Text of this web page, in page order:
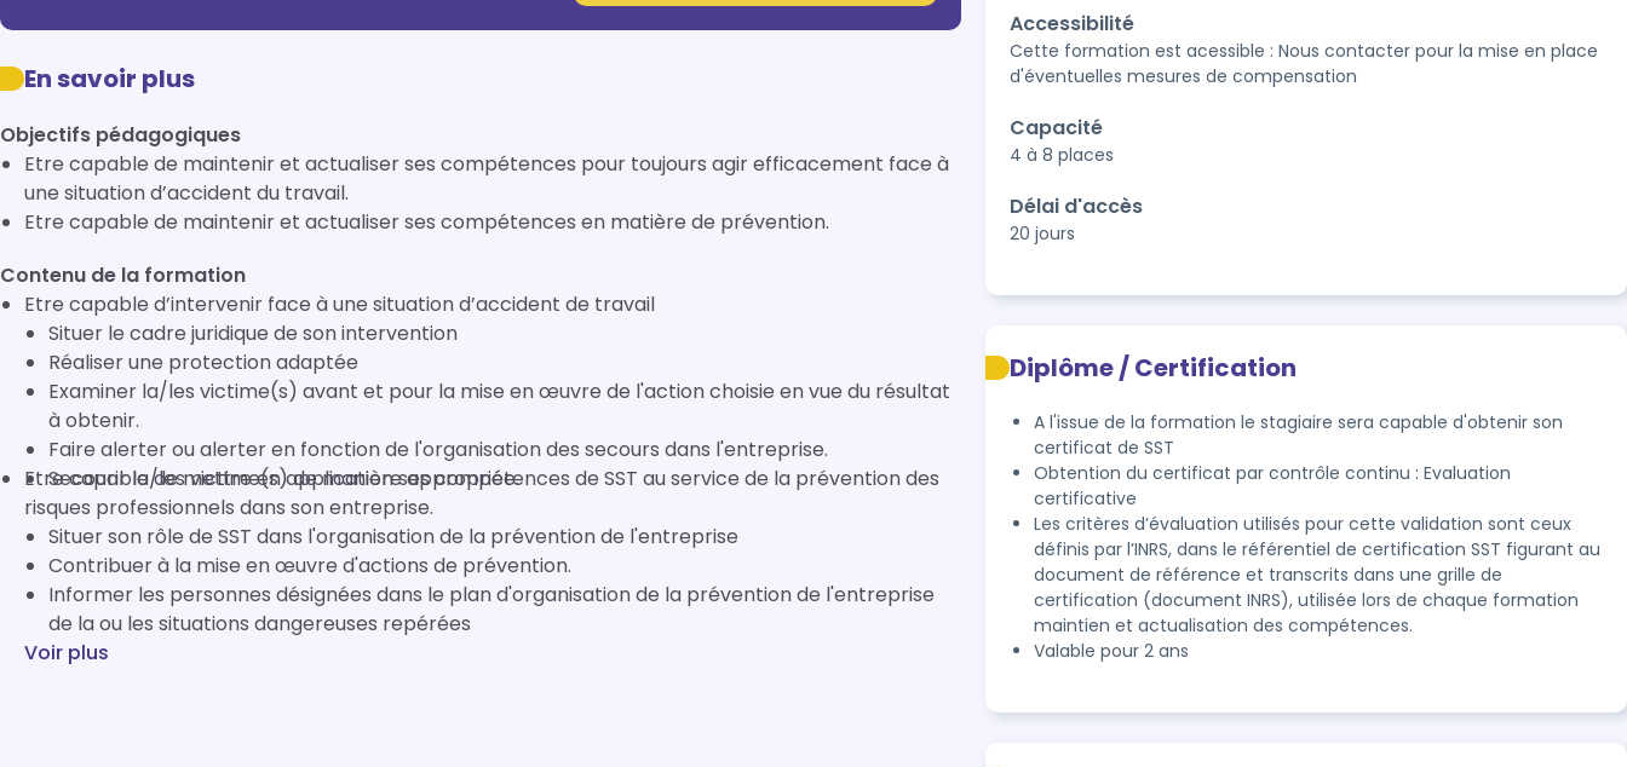
En savoir plus
Objectifs pédagogiques
Etre capable de maintenir et actualiser ses compétences pour toujours agir efficacement face à
une situation d’accident du travail.
Etre capable de maintenir et actualiser ses compétences en matière de prévention.
Contenu de la formation
Etre capable d’intervenir face à une situation d’accident de travail
Situer le cadre juridique de son intervention
Réaliser une protection adaptée
Examiner la/les victime(s) avant et pour la mise en œuvre de l'action choisie en vue du résultat
à obtenir.
Faire alerter ou alerter en fonction de l'organisation des secours dans l'entreprise.
Secourir la/les victime(s) de manière appropriée.
Etre capable de mettre en application ses compétences de SST au service de la prévention des
risques professionnels dans son entreprise.
Situer son rôle de SST dans l'organisation de la prévention de l'entreprise
Contribuer à la mise en œuvre d'actions de prévention.
Informer les personnes désignées dans le plan d'organisation de la prévention de l'entreprise
de la ou les situations dangereuses repérées
Voir plus
Accessibilité
Cette formation est acessible : Nous contacter pour la mise en place
d'éventuelles mesures de compensation
Capacité
4 à 8 places
Délai d'accès
20 jours
Diplôme / Certification
A l'issue de la formation le stagiaire sera capable d'obtenir son
certificat de SST
Obtention du certificat par contrôle continu : Evaluation
certificative
Les critères d’évaluation utilisés pour cette validation sont ceux
définis par l’INRS, dans le référentiel de certification SST figurant au
document de référence et transcrits dans une grille de
certification (document INRS), utilisée lors de chaque formation
maintien et actualisation des compétences.
Valable pour 2 ans